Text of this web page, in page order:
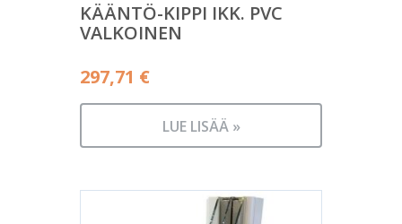
KÄÄNTÖ-KIPPI IKK. PVC
VALKOINEN
297,71 €
LUE LISÄÄ »